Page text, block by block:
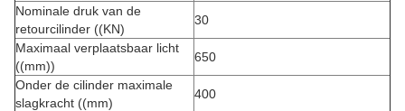
Nominale druk van de
retourcilinder ((KN)
30
Maximaal verplaatsbaar licht
((mm))
650
Onder de cilinder maximale
slagkracht ((mm)
400